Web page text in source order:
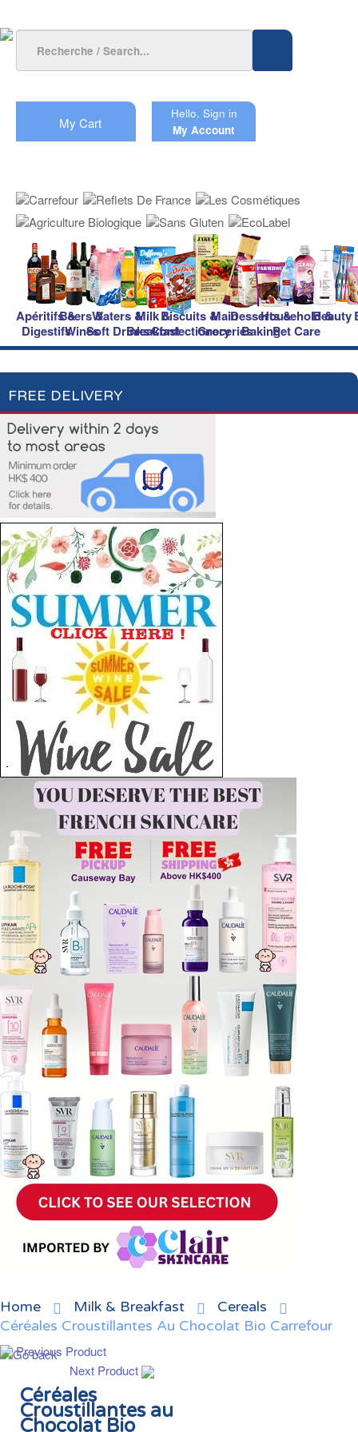
My Cart
Hello. Sign in
My Account
Apéritifs &
Digestifs
Beers &
Wines
Waters &
Soft Drinks
Milk &
Breakfast
Biscuits &
Confectionery
Main
Groceries
Desserts &
Baking
Household &
Pet Care
Beauty
FREE DELIVERY
Home Milk & Breakfast
Cereals
Céréales Croustillantes Au Chocolat Bio Carrefour
Previous Product
Next Product
Céréales
Croustillantes au
Chocolat Bio